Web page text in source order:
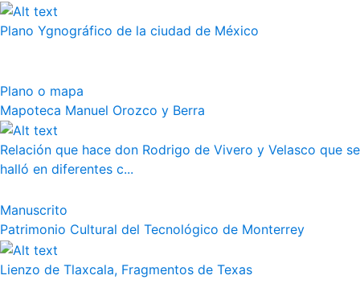
Plano Ygnográfico de la ciudad de México
Plano o mapa
Mapoteca Manuel Orozco y Berra
Relación que hace don Rodrigo de Vivero y Velasco que se
halló en diferentes c...
Manuscrito
Patrimonio Cultural del Tecnológico de Monterrey
Lienzo de Tlaxcala, Fragmentos de Texas